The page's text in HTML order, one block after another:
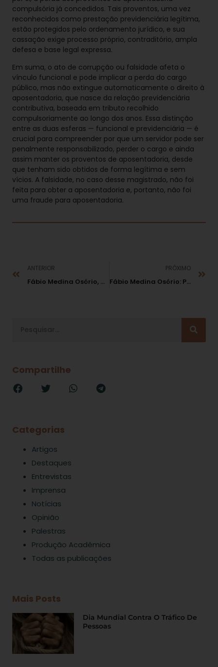
compulsória já concedidos. Tais proventos, uma vez
reconhecidos como prestação previdenciária legítima,
estão protegidos pelo ordenamento jurídico, e sua
cassação exige processo próprio, contraditório, ampla
defesa e base legal expressa.
Em suma, o ato de corrupção ou falsidade afeta o
vínculo funcional e pode implicar a perda do cargo
público, mas não extingue automaticamente o direito à
aposentadoria, que nasce da relação previdenciária
contributiva, baseada em tributo recolhido
compulsoriamente ao longo dos anos. Essa distinção
entre as duas esferas — funcional e previdenciária — é
crucial para compreender por que um servidor pode ser
penalmente responsabilizado, perder o cargo e ainda
assim manter os proventos de aposentadoria, desde
que tenham sido obtidos de forma legítima e sem
vícios. A falsidade, no caso desse magistrado, não foi
feita para obter a aposentadoria e, portanto, não foi
uma fraude para aposentadoria.
ANTERIOR
Fábio Medina Osório, para o Valor Econômico: “Compliance transformativo no mercado de capitais”
PRÓXIMO
Fábio Medina Osório: Princípios constitucionais do direito disciplinar no Brasil e seus equivalentes na convenção americana de direitos humanos
Compartilhe
Categorias
Artigos
Destaques
Entrevistas
Imprensa
Notícias
Opinião
Palestras
Produção Acadêmica
Todas as publicações
Mais Posts
Dia Mundial Contra O Tráfico De
Pessoas